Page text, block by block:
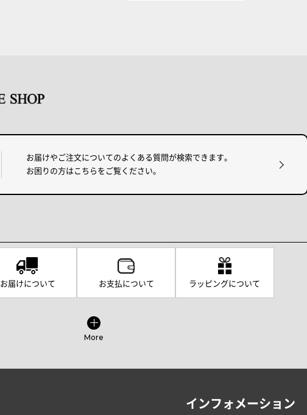
お届けやご注文についてのよくある質問が検索できます。
お困りの方はこちらをご覧ください。
お届けについて お支払について ラッピングについて
More
インフォメーション